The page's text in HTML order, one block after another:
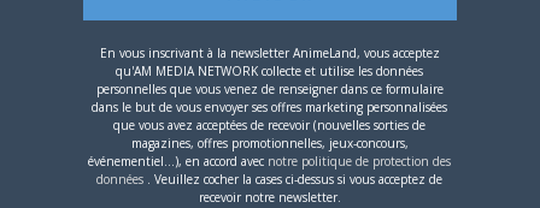
4 JUILLET 2026 0
[Entretien] Mokochan : «
En vous inscrivant à la newsletter AnimeLand, vous acceptez
qu'AM MEDIA NETWORK collecte et utilise les données
personnelles que vous venez de renseigner dans ce formulaire
dans le but de vous envoyer ses offres marketing personnalisées
que vous avez acceptées de recevoir (nouvelles sorties de
magazines, offres promotionnelles, jeux-concours,
événementiel...), en accord avec notre politique de protection des
données . Veuillez cocher la cases ci-dessus si vous acceptez de
recevoir notre newsletter.